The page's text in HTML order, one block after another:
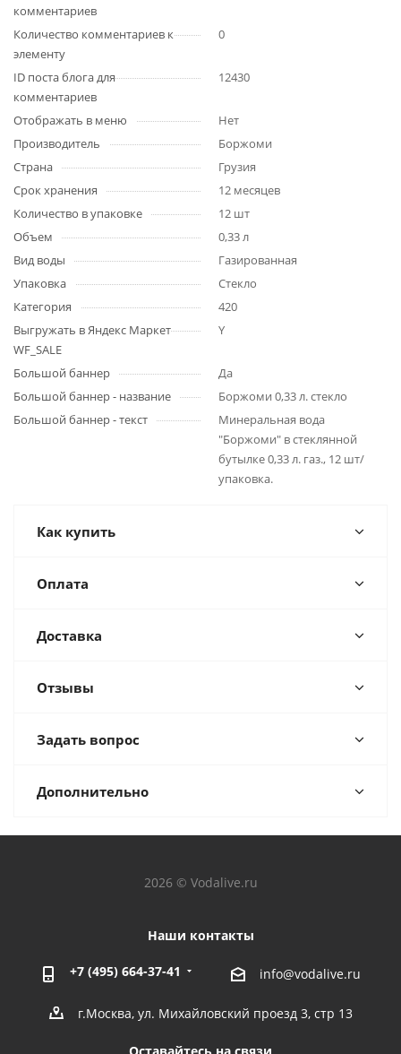
комментариев
Количество комментариев к
элементу
0
ID поста блога для
комментариев
12430
Отображать в меню
Нет
Производитель
Боржоми
Страна
Грузия
Срок хранения
12 месяцев
Количество в упаковке
12 шт
Объем
0,33 л
Вид воды
Газированная
Упаковка
Стекло
Категория
420
Выгружать в Яндекс Маркет
WF_SALE
Y
Большой баннер
Да
Большой баннер - название
Боржоми 0,33 л. стекло
Большой баннер - текст
Минеральная вода
"Боржоми" в стеклянной
бутылке 0,33 л. газ., 12 шт/
упаковка.
Как купить
Оплата
Доставка
Отзывы
Задать вопрос
Дополнительно
2026 © Vodalive.ru
Наши контакты
+7 (495) 664-37-41 info@vodalive.ru
г.Москва, ул. Михайловский проезд 3, стр 13